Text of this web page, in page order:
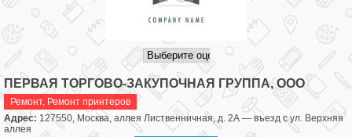
ПЕРВАЯ ТОРГОВО-ЗАКУПОЧНАЯ ГРУППА, ООО
Ремонт, Ремонт принтеров
Адрес: 127550, Москва, аллея Лиственничная, д. 2А — въезд с ул. Верхняя
аллея